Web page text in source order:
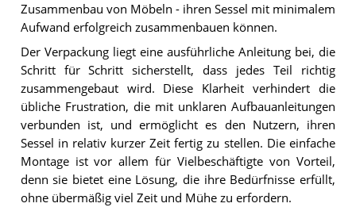
Zusammenbau von Möbeln - ihren Sessel mit minimalem
Aufwand erfolgreich zusammenbauen können.
Der Verpackung liegt eine ausführliche Anleitung bei, die
Schritt für Schritt sicherstellt, dass jedes Teil richtig
zusammengebaut wird. Diese Klarheit verhindert die
übliche Frustration, die mit unklaren Aufbauanleitungen
verbunden ist, und ermöglicht es den Nutzern, ihren
Sessel in relativ kurzer Zeit fertig zu stellen. Die einfache
Montage ist vor allem für Vielbeschäftigte von Vorteil,
denn sie bietet eine Lösung, die ihre Bedürfnisse erfüllt,
ohne übermäßig viel Zeit und Mühe zu erfordern.